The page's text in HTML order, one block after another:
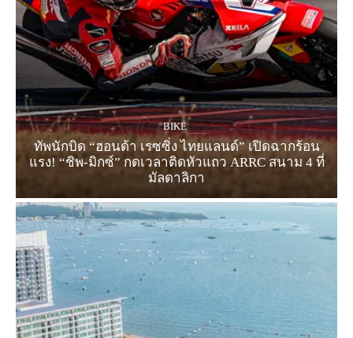
BIKE
ทัพนักบิด “ฮอนด้า เรซซิ่ง ไทยแลนด์” เปิดฉากร้อน
แรง! “ชิพ-มิกซ์” กดเวลาติดหัวแถว ARRC สนาม 4 ที่
มัลดาลิกา